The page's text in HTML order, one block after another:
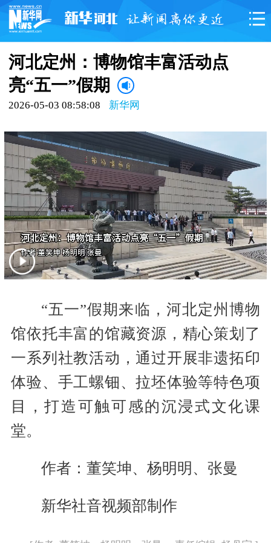
河北定州：博物馆丰富活动点
亮“五一”假期
2026-05-03 08:58:08 新华网
“五一”假期来临，河北定州博物
馆依托丰富的馆藏资源，精心策划了
一系列社教活动，通过开展非遗拓印
体验、手工螺钿、拉坯体验等特色项
目，打造可触可感的沉浸式文化课
堂。
作者：董笑坤、杨明明、张曼
新华社音视频部制作